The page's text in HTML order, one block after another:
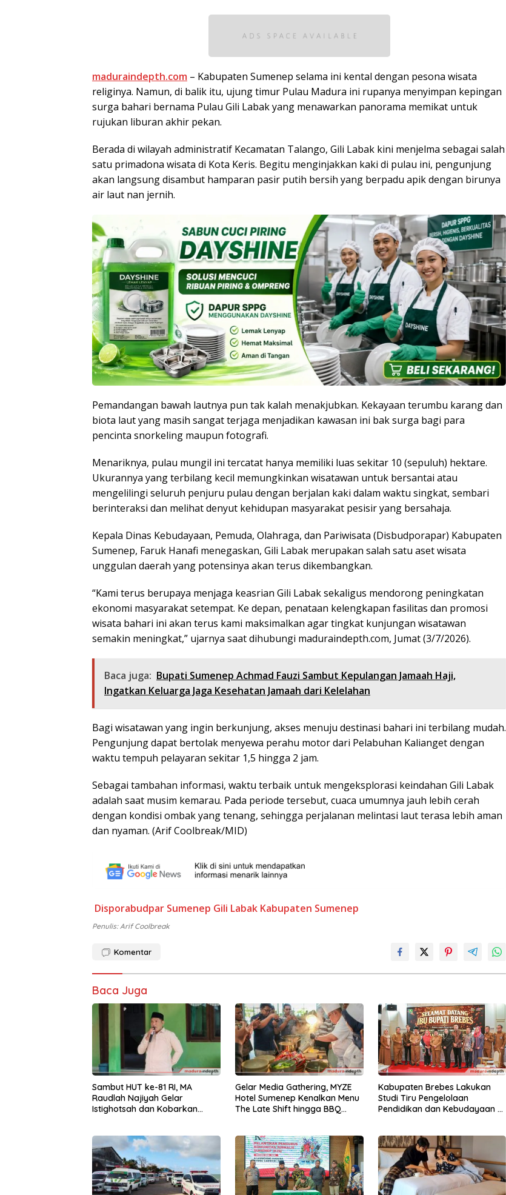
maduraindepth.com – Kabupaten Sumenep selama ini kental dengan pesona wisata
religinya. Namun, di balik itu, ujung timur Pulau Madura ini rupanya menyimpan kepingan
surga bahari bernama Pulau Gili Labak yang menawarkan panorama memikat untuk
rujukan liburan akhir pekan.
Berada di wilayah administratif Kecamatan Talango, Gili Labak kini menjelma sebagai salah
satu primadona wisata di Kota Keris. Begitu menginjakkan kaki di pulau ini, pengunjung
akan langsung disambut hamparan pasir putih bersih yang berpadu apik dengan birunya
air laut nan jernih.
Pemandangan bawah lautnya pun tak kalah menakjubkan. Kekayaan terumbu karang dan
biota laut yang masih sangat terjaga menjadikan kawasan ini bak surga bagi para
pencinta snorkeling maupun fotografi.
Menariknya, pulau mungil ini tercatat hanya memiliki luas sekitar 10 (sepuluh) hektare.
Ukurannya yang terbilang kecil memungkinkan wisatawan untuk bersantai atau
mengelilingi seluruh penjuru pulau dengan berjalan kaki dalam waktu singkat, sembari
berinteraksi dan melihat denyut kehidupan masyarakat pesisir yang bersahaja.
Kepala Dinas Kebudayaan, Pemuda, Olahraga, dan Pariwisata (Disbudporapar) Kabupaten
Sumenep, Faruk Hanafi menegaskan, Gili Labak merupakan salah satu aset wisata
unggulan daerah yang potensinya akan terus dikembangkan.
“Kami terus berupaya menjaga keasrian Gili Labak sekaligus mendorong peningkatan
ekonomi masyarakat setempat. Ke depan, penataan kelengkapan fasilitas dan promosi
wisata bahari ini akan terus kami maksimalkan agar tingkat kunjungan wisatawan
semakin meningkat,” ujarnya saat dihubungi maduraindepth.com, Jumat (3/7/2026).
Baca juga: Bupati Sumenep Achmad Fauzi Sambut Kepulangan Jamaah Haji,
Ingatkan Keluarga Jaga Kesehatan Jamaah dari Kelelahan
Bagi wisatawan yang ingin berkunjung, akses menuju destinasi bahari ini terbilang mudah.
Pengunjung dapat bertolak menyewa perahu motor dari Pelabuhan Kalianget dengan
waktu tempuh pelayaran sekitar 1,5 hingga 2 jam.
Sebagai tambahan informasi, waktu terbaik untuk mengeksplorasi keindahan Gili Labak
adalah saat musim kemarau. Pada periode tersebut, cuaca umumnya jauh lebih cerah
dengan kondisi ombak yang tenang, sehingga perjalanan melintasi laut terasa lebih aman
dan nyaman. (Arif Coolbreak/MID)
Disporabudpar Sumenep Gili Labak Kabupaten Sumenep
Penulis: Arif Coolbreak
Komentar
Baca Juga
Sambut HUT ke-81 RI, MA
Raudlah Najiyah Gelar
Istighotsah dan Kobarkan
Gelar Media Gathering, MYZE
Hotel Sumenep Kenalkan Menu
The Late Shift hingga BBQ
Kabupaten Brebes Lakukan
Studi Tiru Pengelolaan
Pendidikan dan Kebudayaan di